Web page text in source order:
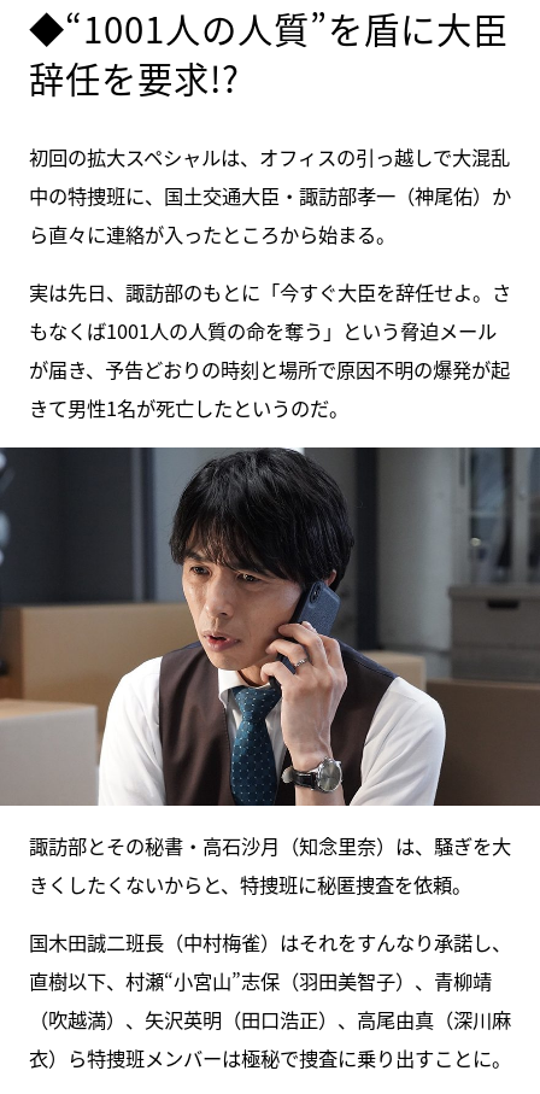
◆“1001人の人質”を盾に大臣
辞任を要求!?
初回の拡大スペシャルは、オフィスの引っ越しで大混乱
中の特捜班に、国土交通大臣・諏訪部孝一（神尾佑）か
ら直々に連絡が入ったところから始まる。
実は先日、諏訪部のもとに「今すぐ大臣を辞任せよ。さ
もなくば1001人の人質の命を奪う」という脅迫メール
が届き、予告どおりの時刻と場所で原因不明の爆発が起
きて男性1名が死亡したというのだ。
諏訪部とその秘書・高石沙月（知念里奈）は、騒ぎを大
きくしたくないからと、特捜班に秘匿捜査を依頼。
国木田誠二班長（中村梅雀）はそれをすんなり承諾し、
直樹以下、村瀬“小宮山”志保（羽田美智子）、青柳靖
（吹越満）、矢沢英明（田口浩正）、高尾由真（深川麻
衣）ら特捜班メンバーは極秘で捜査に乗り出すことに。